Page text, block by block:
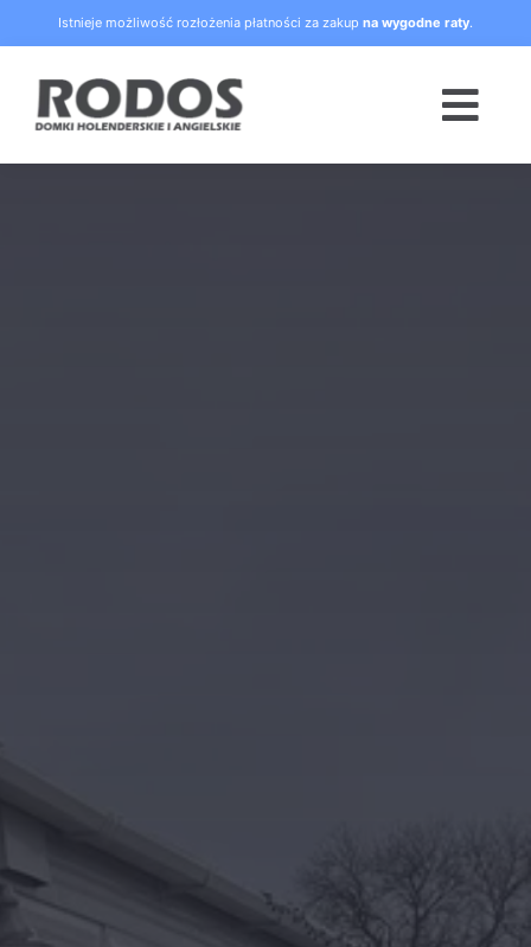
to
content
Istnieje możliwość rozłożenia płatności za zakup na wygodne raty.